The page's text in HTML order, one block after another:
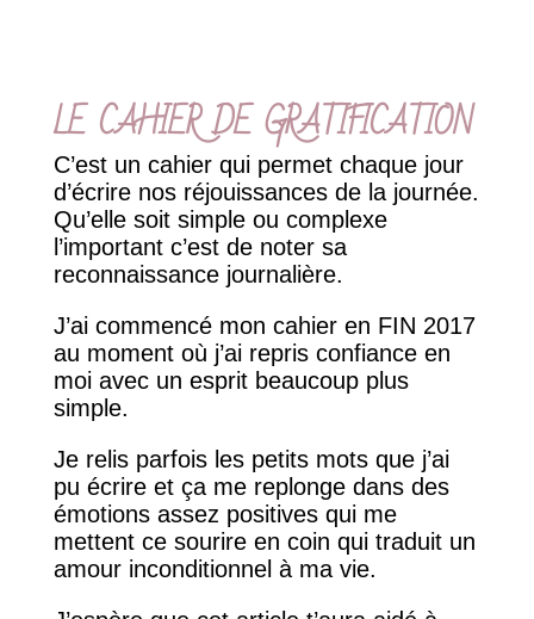
LE CAHIER DE GRATIFICATION
C’est un cahier qui permet chaque jour
d’écrire nos réjouissances de la journée.
Qu’elle soit simple ou complexe
l’important c’est de noter sa
reconnaissance journalière.
J’ai commencé mon cahier en FIN 2017
au moment où j’ai repris confiance en
moi avec un esprit beaucoup plus
simple.
Je relis parfois les petits mots que j’ai
pu écrire et ça me replonge dans des
émotions assez positives qui me
mettent ce sourire en coin qui traduit un
amour inconditionnel à ma vie.